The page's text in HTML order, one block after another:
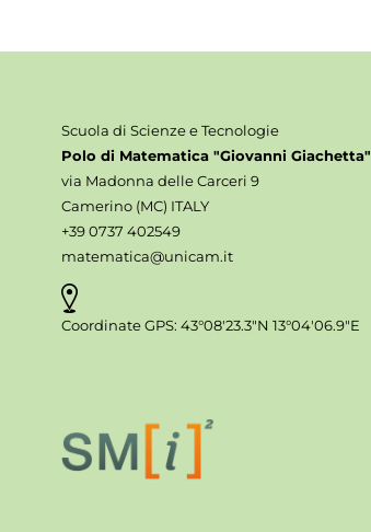
Scuola di Scienze e Tecnologie
Polo di Matematica "Giovanni Giachetta"
via Madonna delle Carceri 9
Camerino (MC) ITALY
+39 0737 402549
matematica@unicam.it
Coordinate GPS: 43°08'23.3"N 13°04'06.9"E